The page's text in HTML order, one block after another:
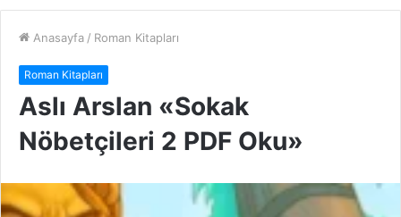
Anasayfa / Roman Kitapları
Roman Kitapları
Aslı Arslan «Sokak
Nöbetçileri 2 PDF Oku»